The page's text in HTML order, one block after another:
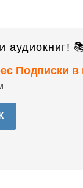
аудиокниг!
Подписки в